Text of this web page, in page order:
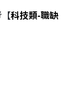
科技類-職缺